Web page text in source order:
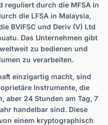
reguliert durch die MFSA in
die LFSA in Malaysia,
BVIFSC und Deriv (V) Ltd
Das Unternehmen gibt
zu bedienen und
zu verarbeiten.
einzigartig macht, sind
Instrumente, die
aber 24 Stunden am Tag, 7
handelbar sind. Diese
einem kryptographisch